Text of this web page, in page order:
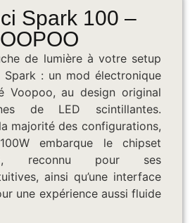
Spark 100 –
de lumière à votre setup
: un mod électronique
Voopoo, au design original
de LED scintillantes.
majorité des configurations,
embarque le chipset
reconnu pour ses
ainsi qu’une interface
une expérience aussi fluide